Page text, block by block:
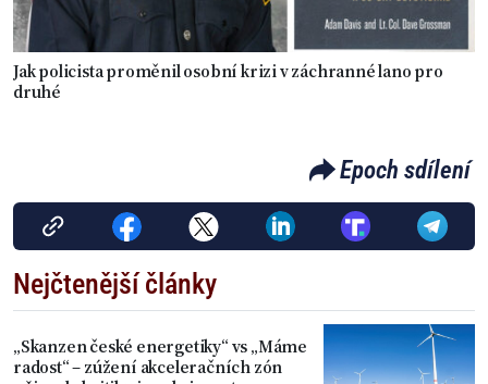
Jak policista proměnil osobní krizi v záchranné lano pro
druhé
Epoch sdílení
Nejčtenější články
„Skanzen české energetiky“ vs „Máme
radost“ – zúžení akceleračních zón